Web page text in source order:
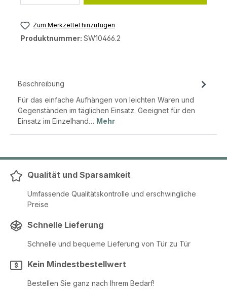
Zum Merkzettel hinzufügen
Produktnummer: SW10466.2
Beschreibung
Für das einfache Aufhängen von leichten Waren und
Gegenständen im täglichen Einsatz. Geeignet für den
Einsatz im Einzelhand… Mehr
Qualität und Sparsamkeit
Umfassende Qualitätskontrolle und erschwingliche
Preise
Schnelle Lieferung
Schnelle und bequeme Lieferung von Tür zu Tür
Kein Mindestbestellwert
Bestellen Sie ganz nach Ihrem Bedarf!